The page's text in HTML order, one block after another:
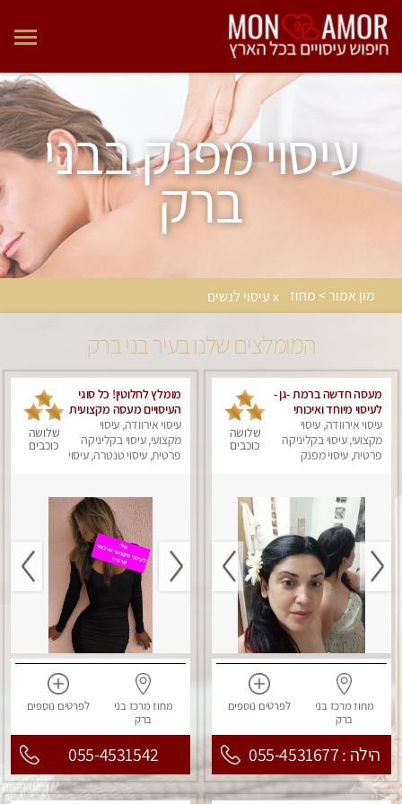
עיסוי מפנק בבני
ברק
מון אמור > מחוז x עיסוי לנשים
המומלצים שלנו בעיר בני ברק
מעסה חדשה ברמת -גן -
לעיסוי מיוחד ואיכותי
מקום פרטי ואינטימי
ושקט מומלץ לחלוטין!!
עיסוי אירוודה, עיסוי
מקצועי, עיסוי בקליניקה
פרטית, עיסוי מפנק
שלושה
כוכבים
מחוז מרכזבני
ברק
לפרטים נוספים
הילה : 055-4531677
מומלץ לחלוטין! כל סוגי
העיסויים מעסה מקצועית
ואיכותית פרטי!!!
עיסוי אירוודה, עיסוי
מקצועי, עיסוי בקליניקה
פרטית, עיסוי טנטרה, עיסוי
שלושה
כוכבים
מחוז מרכזבני
ברק
לפרטים נוספים
055-4531542